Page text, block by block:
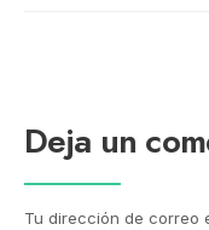
Deja un
Tu dirección de correo